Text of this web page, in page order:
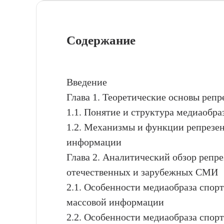
Содержание
Введение
Глава 1. Теоретические основы
1.1. Понятие и структура
1.2. Механизмы и функции
информации
Глава 2. Аналитический обзор
отечественных и зарубежных СМИ
2.1. Особенности медиаобраза
массовой информации
2.2. Особенности медиаобраза